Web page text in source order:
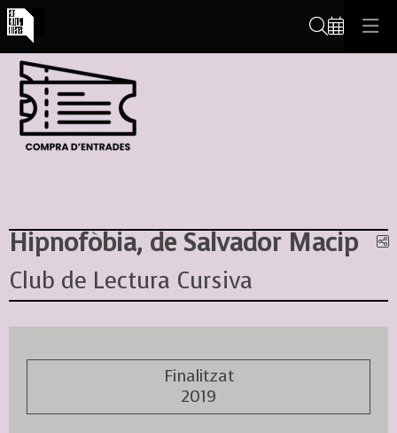
Hipnofòbia, de Salvador Macip
Club de Lectura Cursiva
Finalitzat
2019